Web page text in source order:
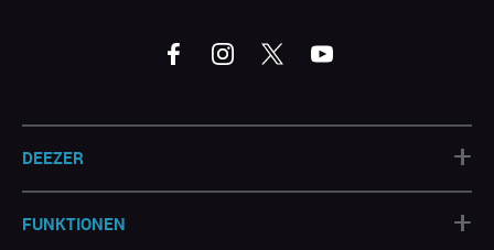
DEEZER +
FUNKTIONEN +